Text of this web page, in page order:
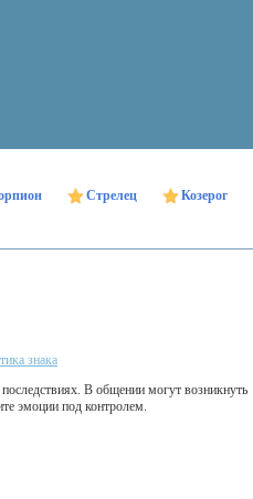
Стрелец
Козерог
знака
В общении могут возникнуть
эмоции под контролем.